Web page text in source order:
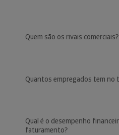
Quem são os rivais comerciais?
Quantos empregados tem no
Qual é o desempenho
faturamento?